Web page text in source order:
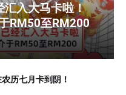
汇入大马卡啦！
RM50至RM200
历七月卡到阴！